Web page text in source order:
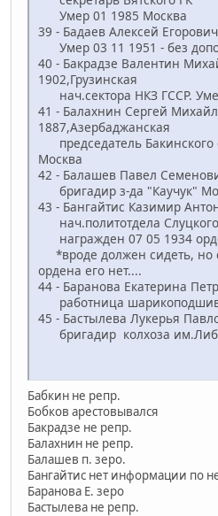
Умер 01 1985 Москва
39 - Бадаев Алексей
Умер 03 11 1951 - без
40 - Бакрадзе Валентин
1902,Грузинская
нач.сектора НКЗ ГССР.
41 - Балахнин Сергей
1887,Азербаджанская
председатель Бакинского
Москва
42 - Балашев Павел
бригадир з-да "Каучук"
43 - Бангайтис Казимир
нач.политотдела
награжден 07 05 1934
*вроде должен сидеть,
ордена его нет....
44 - Баранова Екатерина
работница
45 - Бастылева Лукерья
бригадир колхоза
Бабкин не репр.
Бобков арестовывался
Бакрадзе не репр.
Балахнин не репр.
Балашев п. зеро.
Бангайтис нет информации по
Баранова Е. зеро
Бастылева не репр.